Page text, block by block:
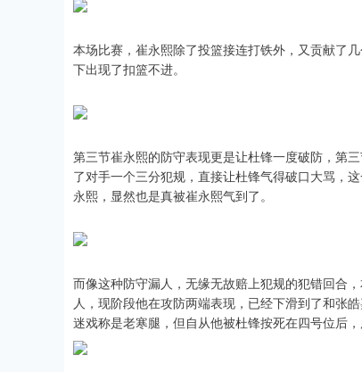
本场比赛，崔永熙除了投篮接连打铁外，又贡献了
下出现了扣篮不进。
第三节崔永熙的防守表现更是让杜锋一度破防，第
了对手一个三分犯规，直接让杜锋气得破口大骂，
永熙，显然也是真被崔永熙气到了。
而像这种防守漏人，无缘无故赔上犯规的犯错回合
人，现阶段他在攻防两端表现，已经下滑到了和张
迷戏称是老寒腿，但自从他被杜锋按死在四号位后